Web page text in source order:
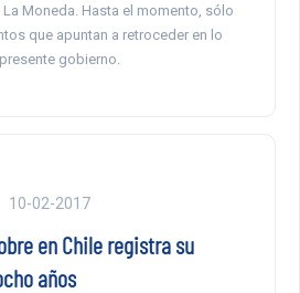
Moneda. Hasta el momento, sólo
que apuntan a retroceder en lo
gobierno.
10-02-2017
en Chile registra su
años